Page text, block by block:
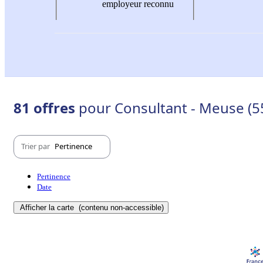
employeur reconnu
81 offres pour Consultant - Meuse
Trier par Pertinence
Pertinence
Date
Afficher la carte (contenu non-accessible)